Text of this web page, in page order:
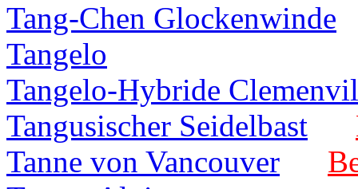
Tang-Chen Glockenwinde
Tangelo
Tangelo-Hybride
Tangusischer Seidelbast
Tanne von Vancouver